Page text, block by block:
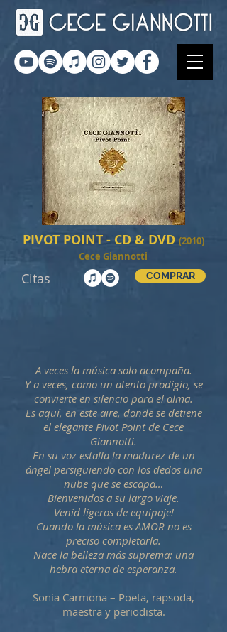
PIVOT POINT - CD & DVD (2010)
Cece Giannotti
Citas COMPRAR
A veces la música solo acompaña.
Y a veces, como un atento prodigio, se
convierte en silencio para el alma.
Es aquí, en este aire, donde se detiene
el elegante Pivot Point de Cece
Giannotti.
En su voz estalla la madurez de un
ángel persiguiendo con los dedos una
nube que se escapa…
Bienvenidos a su largo viaje.
Venid ligeros de equipaje!
Cuando la música es AMOR no es
preciso completarla.
Nace la belleza más suprema: una
hebra eterna de esperanza.
Sonia Carmona – Poeta, rapsoda,
maestra y periodista.